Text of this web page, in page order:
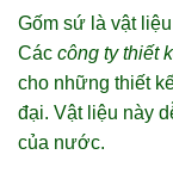
Gốm sứ là vật
Các công ty thiết
cho những thiết
đại. Vật liệu này
của nước.